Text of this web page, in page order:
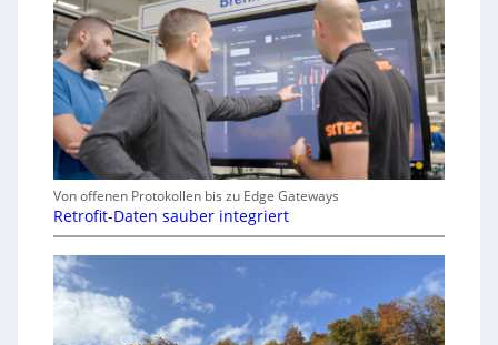
Von offenen Protokollen bis zu Edge Gateways
Retrofit-Daten sauber integriert